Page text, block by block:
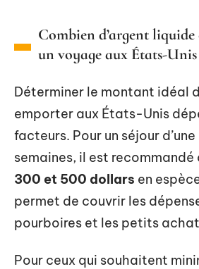
Combien d’argent
un voyage aux États-Unis
Déterminer le montant idéal
emporter aux États-Unis
facteurs. Pour un séjour
semaines, il est
300 et 500 dollars en
permet de couvrir les
pourboires et les petits
Pour ceux qui souhaitent